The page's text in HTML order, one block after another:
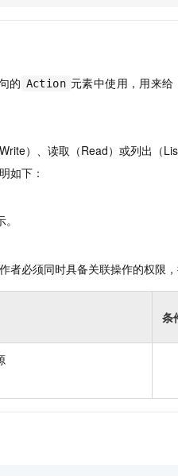
的 Action 元素中使用，用来给
）、读取（Read）或列出（List
如下：
必须同时具备关联操作的权限，
条
-应用模版
Agent
Qoder HOT
10分钟微调：让0.6B模型媲美235B模型 多模态数据